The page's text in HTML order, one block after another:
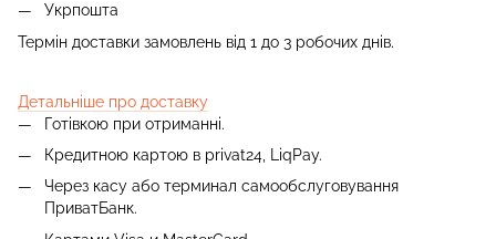
Укрпошта
Термін доставки замовлень від 1 до 3 робочих днів.
Детальніше про доставку
Готівкою при отриманні.
Кредитною картою в privat24, LiqPay.
Через касу або терминал самообслуговування
ПриватБанк.